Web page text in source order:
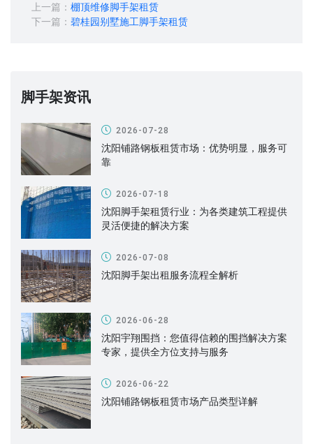
上一篇： 棚顶维修脚手架租赁
下一篇： 碧桂园别墅施工脚手架租赁
脚手架资讯
2026-07-28
沈阳铺路钢板租赁市场：优势明显，服务可
靠
2026-07-18
沈阳脚手架租赁行业：为各类建筑工程提供
灵活便捷的解决方案
2026-07-08
沈阳脚手架出租服务流程全解析
2026-06-28
沈阳宇翔围挡：您值得信赖的围挡解决方案
专家，提供全方位支持与服务
2026-06-22
沈阳铺路钢板租赁市场产品类型详解